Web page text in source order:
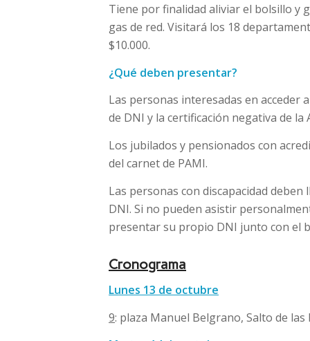
Tiene por finalidad aliviar el bolsillo y
gas de red. Visitará los 18
$10.000.
¿Qué deben presentar?
Las personas interesadas en acceder
de DNI y la certificación negativa de la
Los jubilados y pensionados con
del carnet de PAMI.
Las personas con discapacidad deben
DNI. Si no pueden asistir
presentar su propio DNI junto con el
Cronograma
Lunes 13 de octubre
9: plaza Manuel Belgrano, Salto de las